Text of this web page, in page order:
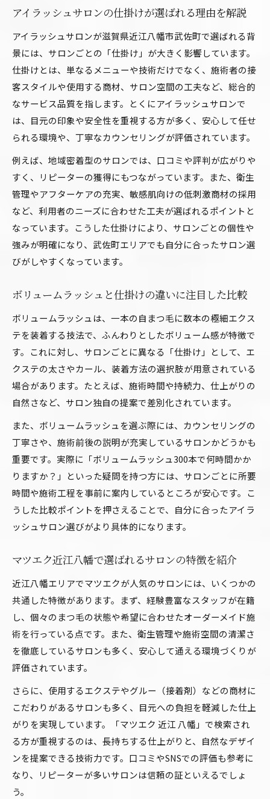
アイラッシュサロンの仕掛けが選ばれる理由を解説
アイラッシュサロンが滋賀県近江八幡市武佐町で選ばれる背
景には、サロンごとの「仕掛け」が大きく影響しています。
仕掛けとは、単なるメニューや技術だけでなく、施術者の接
客スタイルや使用する商材、サロン空間の工夫など、総合的
なサービス品質を指します。とくにアイラッシュサロンで
は、目元の印象や安全性を重視する方が多く、安心して任せ
られる環境や、丁寧なカウンセリングが評価されています。
例えば、地域密着型のサロンでは、口コミや評判が広がりや
すく、リピーターの獲得にもつながっています。また、衛生
管理やアフターケアの充実、敏感肌向けの低刺激商材の採用
など、利用者のニーズに合わせた工夫が選ばれるポイントと
なっています。こうした仕掛けにより、サロンごとの個性や
強みが明確になり、武佐町エリアでも自分に合ったサロン選
びがしやすくなっています。
ボリュームラッシュと仕掛けの違いに注目した比較
ボリュームラッシュは、一本の自まつ毛に数本の極細エクス
テを装着する技法で、ふんわりとしたボリューム感が特徴で
す。これに対し、サロンごとに異なる「仕掛け」として、エ
クステの太さやカール、装着方法の選択肢が用意されている
場合があります。たとえば、施術時間や持続力、仕上がりの
自然さなど、サロン独自の提案で差別化されています。
また、ボリュームラッシュを選ぶ際には、カウンセリングの
丁寧さや、施術前後の説明が充実しているサロンかどうかも
重要です。実際に「ボリュームラッシュ300本で何時間かか
りますか？」といった疑問を持つ方には、サロンごとに所要
時間や施術工程を事前に案内しているところが安心です。こ
うした比較ポイントを押さえることで、自分に合ったアイラ
ッシュサロン選びがより具体的になります。
マツエク近江八幡で選ばれるサロンの特徴を紹介
近江八幡エリアでマツエクが人気のサロンには、いくつかの
共通した特徴があります。まず、経験豊富なスタッフが在籍
し、個々のまつ毛の状態や希望に合わせたオーダーメイド施
術を行っている点です。また、衛生管理や施術空間の清潔さ
を徹底しているサロンも多く、安心して通える環境づくりが
評価されています。
さらに、使用するエクステやグルー（接着剤）などの商材に
こだわりがあるサロンも多く、目元への負担を軽減した仕上
がりを実現しています。「マツエク 近江 八幡」で検索され
る方が重視するのは、長持ちする仕上がりと、自然なデザイ
ンを提案できる技術力です。口コミやSNSでの評価も参考に
なり、リピーターが多いサロンは信頼の証といえるでしょ
う。